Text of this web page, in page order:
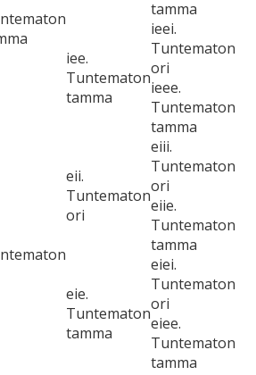
tamma
iee.
Tuntematon
tamma
ieei.
Tuntematon
ori
ieee.
Tuntematon
tamma
eii.
Tuntematon
ori
eiii.
Tuntematon
ori
eiie.
Tuntematon
tamma
eie.
Tuntematon
tamma
eiei.
Tuntematon
ori
eiee.
Tuntematon
tamma